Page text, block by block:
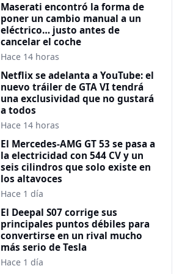
Maserati encontró la forma de
poner un cambio manual a un
eléctrico… justo antes de
cancelar el coche
Hace 14 horas
Netflix se adelanta a YouTube: el
nuevo tráiler de GTA VI tendrá
una exclusividad que no gustará
a todos
Hace 14 horas
El Mercedes-AMG GT 53 se pasa a
la electricidad con 544 CV y un
seis cilindros que solo existe en
los altavoces
Hace 1 día
El Deepal S07 corrige sus
principales puntos débiles para
convertirse en un rival mucho
más serio de Tesla
Hace 1 día